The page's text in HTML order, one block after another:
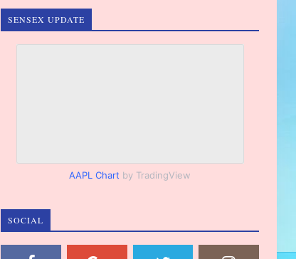
SENSEX UPDATE
AAPL Chart by TradingView
SOCIAL